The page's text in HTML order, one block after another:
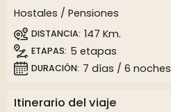
Hostales / Pensiones
DISTANCIA 147 Km.
ETAPAS 5 etapas
DURACIÓN 7 días / 6 noches
Itinerario del viaje